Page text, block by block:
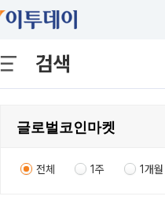
검색
전체 1주 1개월